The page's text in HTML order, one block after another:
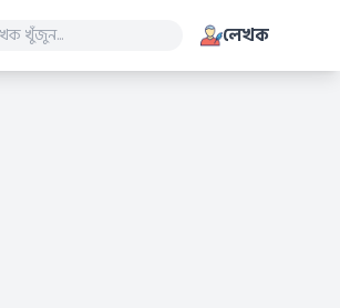
লেখক